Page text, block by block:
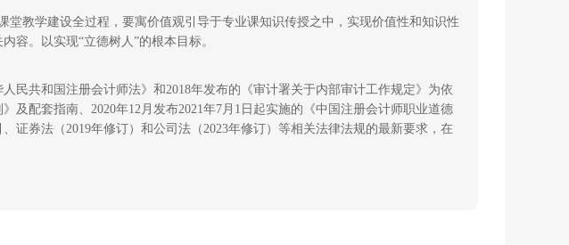
教学建设全过程，要寓价值观引导于专业课知识传授之中，实现价值性和知识性
容。以实现“立德树人”的根本目标。
民共和国注册会计师法》和2018年发布的《审计署关于内部审计工作规定》为依
及配套指南、2020年12月发布2021年7月1日起实施的《中国注册会计师职业道德
证券法（2019年修订）和公司法（2023年修订）等相关法律法规的最新要求，在